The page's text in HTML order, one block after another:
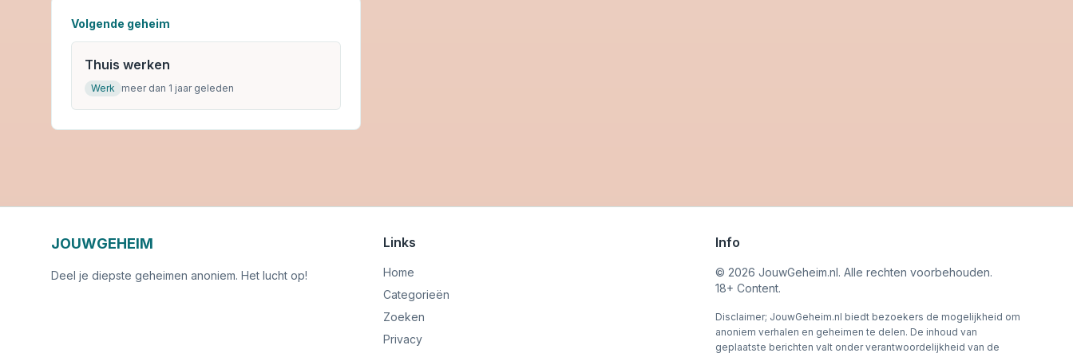
Volgende geheim
Thuis werken
Werk meer dan 1 jaar geleden
JOUWGEHEIM
Deel je diepste geheimen anoniem. Het lucht op!
Links
Home
Categorieën
Zoeken
Privacy
Info
© 2026 JouwGeheim.nl. Alle rechten voorbehouden.
18+ Content.
Disclaimer; JouwGeheim.nl biedt bezoekers de mogelijkheid om
anoniem verhalen en geheimen te delen. De inhoud van
geplaatste berichten valt onder verantwoordelijkheid van de